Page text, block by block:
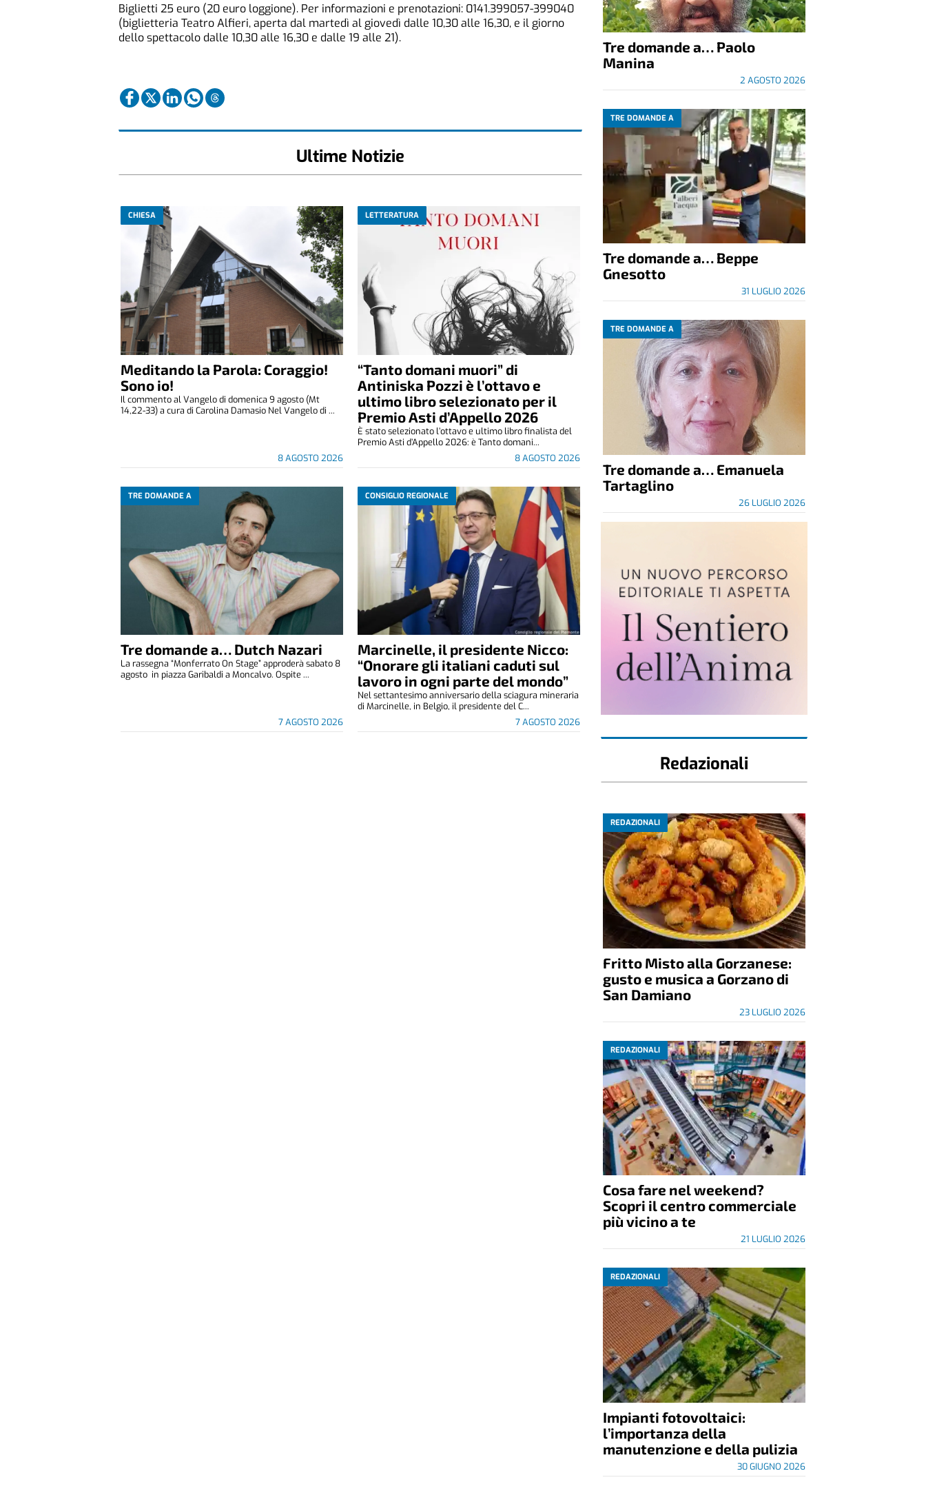
Biglietti 25 euro (20 euro loggione). Per informazioni e prenotazioni: 0141.399057-399040
(biglietteria Teatro Alfieri, aperta dal martedì al giovedì dalle 10,30 alle 16,30, e il giorno
dello spettacolo dalle 10,30 alle 16,30 e dalle 19 alle 21).
Ultime Notizie
CHIESA
Meditando la Parola: Coraggio!
Sono io!
8 AGOSTO 2026
Il commento al Vangelo di domenica 9 agosto (Mt
14,22-33) a cura di Carolina Damasio Nel Vangelo di ...
LETTERATURA
“Tanto domani muori” di
Antiniska Pozzi è l’ottavo e
ultimo libro selezionato per il
Premio Asti d’Appello 2026
8 AGOSTO 2026
È stato selezionato l’ottavo e ultimo libro finalista del
Premio Asti d’Appello 2026: è Tanto domani...
TRE DOMANDE A
Tre domande a… Dutch Nazari
7 AGOSTO 2026
La rassegna “Monferrato On Stage” approderà sabato 8
agosto in piazza Garibaldi a Moncalvo. Ospite ...
CONSIGLIO REGIONALE
Marcinelle, il presidente Nicco:
“Onorare gli italiani caduti sul
lavoro in ogni parte del mondo”
7 AGOSTO 2026
Nel settantesimo anniversario della sciagura mineraria
di Marcinelle, in Belgio, il presidente del C...
Tre domande a… Paolo
Manina
2 AGOSTO 2026
TRE DOMANDE A
Tre domande a… Beppe
Gnesotto
31 LUGLIO 2026
TRE DOMANDE A
Tre domande a… Emanuela
Tartaglino
26 LUGLIO 2026
Redazionali
REDAZIONALI
Fritto Misto alla Gorzanese:
gusto e musica a Gorzano di
San Damiano
23 LUGLIO 2026
REDAZIONALI
Cosa fare nel weekend?
Scopri il centro commerciale
più vicino a te
21 LUGLIO 2026
REDAZIONALI
Impianti fotovoltaici:
l’importanza della
manutenzione e della pulizia
30 GIUGNO 2026